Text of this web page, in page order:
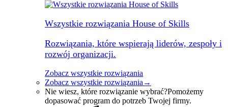
Wszystkie rozwiązania House of Skills
Rozwiązania, które wspierają liderów, zespoły i
rozwój organizacji.
Zobacz wszystkie rozwiązania
Zobacz wszystkie rozwiązania →
Nie wiesz, które rozwiązanie wybrać?Pomożemy
dopasować program do potrzeb Twojej firmy.